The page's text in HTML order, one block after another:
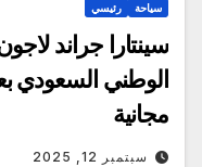
سياحة رئيسي
سينتارا جراند
الوطني السعودي
مجانية
سبتمبر 12, 2025